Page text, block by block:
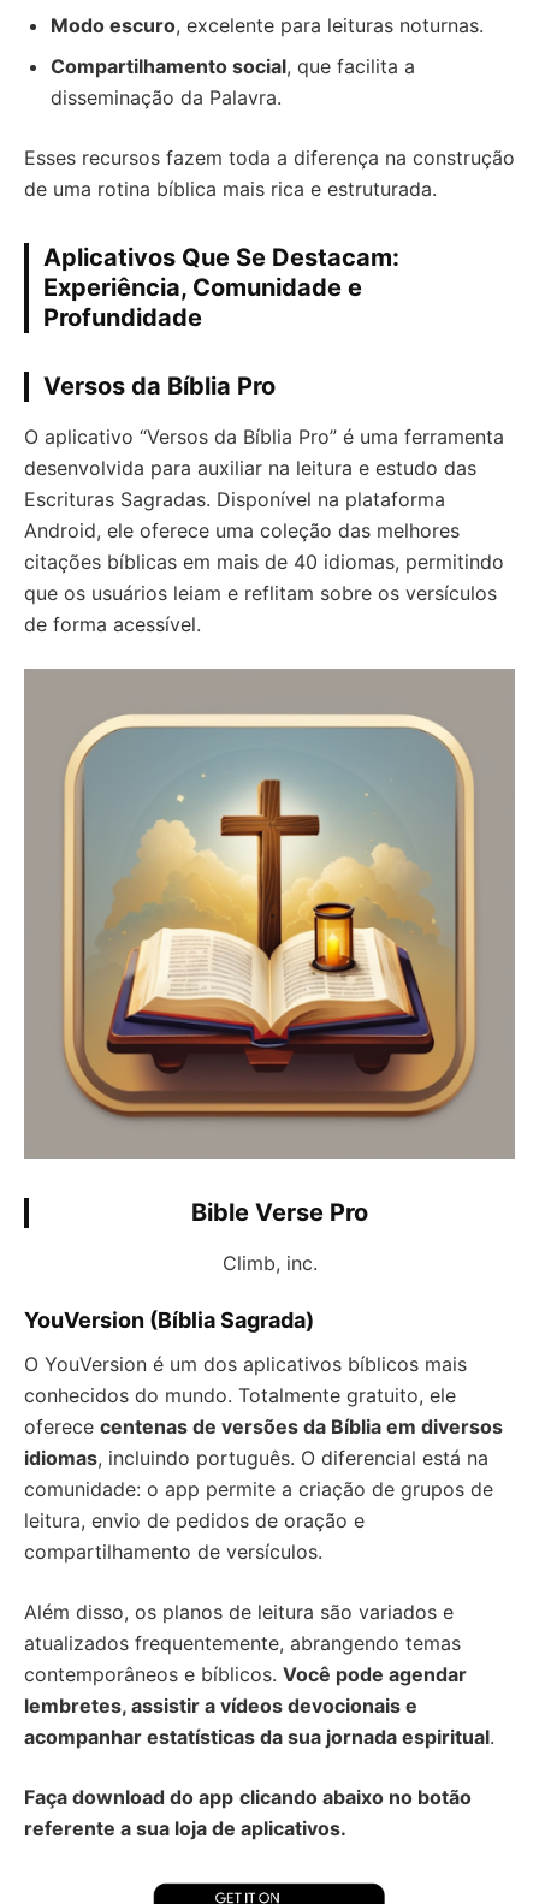
Modo escuro, excelente para leituras noturnas.
Compartilhamento social, que facilita a
disseminação da Palavra.
Esses recursos fazem toda a diferença na construção
de uma rotina bíblica mais rica e estruturada.
Aplicativos Que Se Destacam:
Experiência, Comunidade e
Profundidade
Versos da Bíblia Pro
O aplicativo “Versos da Bíblia Pro” é uma ferramenta
desenvolvida para auxiliar na leitura e estudo das
Escrituras Sagradas. Disponível na plataforma
Android, ele oferece uma coleção das melhores
citações bíblicas em mais de 40 idiomas, permitindo
que os usuários leiam e reflitam sobre os versículos
de forma acessível.
Bible Verse Pro
Climb, inc.
YouVersion (Bíblia Sagrada)
O YouVersion é um dos aplicativos bíblicos mais
conhecidos do mundo. Totalmente gratuito, ele
oferece centenas de versões da Bíblia em diversos
idiomas, incluindo português. O diferencial está na
comunidade: o app permite a criação de grupos de
leitura, envio de pedidos de oração e
compartilhamento de versículos.
Além disso, os planos de leitura são variados e
atualizados frequentemente, abrangendo temas
contemporâneos e bíblicos. Você pode agendar
lembretes, assistir a vídeos devocionais e
acompanhar estatísticas da sua jornada espiritual.
Faça download do app clicando abaixo no botão
referente a sua loja de aplicativos.